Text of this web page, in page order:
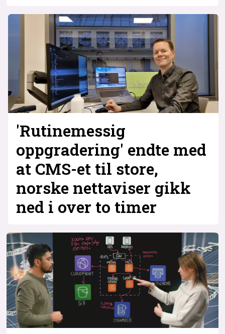
'Rutinemessig
oppgradering' endte med
at CMS-et til store,
norske nettaviser gikk
ned i over to timer